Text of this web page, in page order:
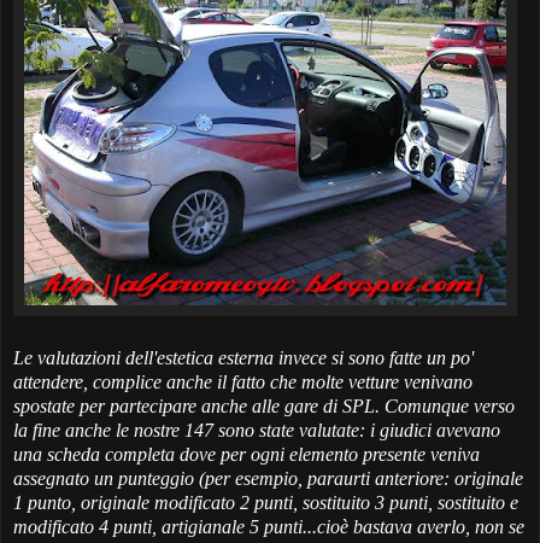
Le valutazioni dell'estetica esterna invece si sono fatte un po'
attendere, complice anche il fatto che molte vetture venivano
spostate per partecipare anche alle gare di SPL. Comunque verso
la fine anche le nostre 147 sono state valutate: i giudici avevano
una scheda completa dove per ogni elemento presente veniva
assegnato un punteggio (per esempio, paraurti anteriore: originale
1 punto, originale modificato 2 punti, sostituito 3 punti, sostituito e
modificato 4 punti, artigianale 5 punti...cioè bastava averlo, non se